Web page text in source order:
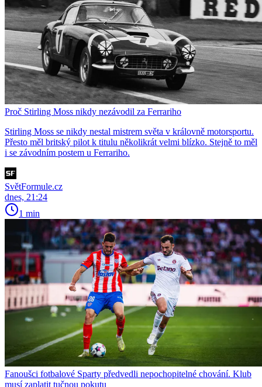
Proč Stirling Moss nikdy nezávodil za Ferrariho
Stirling Moss se nikdy nestal mistrem světa v královně motorsportu.
Přesto měl britský pilot k titulu několikrát velmi blízko. Stejně to měl
i se závodním postem u Ferrariho.
SvětFormule.cz
dnes, 21:24
1 min
Fanoušci fotbalové Sparty předvedli nepochopitelné chování. Klub
musí zaplatit tučnou pokutu